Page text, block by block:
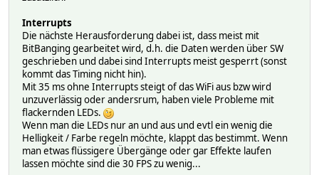
}
stripe_setBrightness(255);
stripe_show();
fire = false;
rainbow = false;
blinker = false;
}
// LED flicker fire effect
void fireEffect() {
for(int x = 0; x <stripe_numPixels(); x++) {
int flicker = random(0,55);
Interrupts
Die nächste Herausforderung dabei ist, dass meist mit
BitBanging gearbeitet wird, d.h. die Daten werden über SW
geschrieben und dabei sind Interrupts meist gesperrt (sonst
kommt das Timing nicht hin).
Mit 35 ms ohne Interrupts steigt of das WiFi aus bzw wird
unzuverlässig oder andersrum, haben viele Probleme mit
flackernden LEDs.
Wenn man die LEDs nur an und aus und evtl ein wenig die
Helligkeit / Farbe regeln möchte, klappt das bestimmt. Wenn
man etwas flüssigere Übergänge oder gar Effekte laufen
lassen möchte sind die 30 FPS zu wenig...